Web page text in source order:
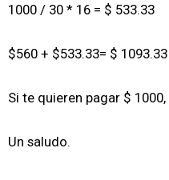
1000 / 30 * 16 = $ 533.33
$560 + $533.33= $
Si te quieren pagar $
Un saludo.